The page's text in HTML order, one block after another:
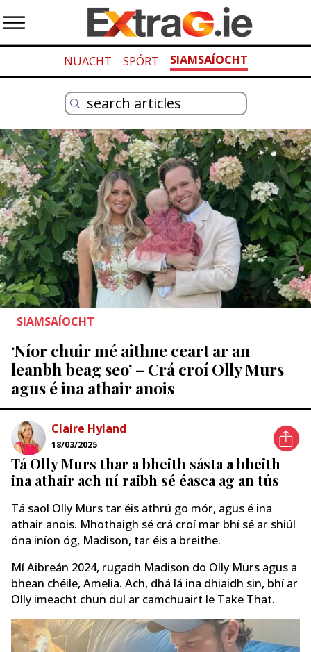
NUACHT SPÓRT SIAMSAÍOCHT
SIAMSAÍOCHT
‘Níor chuir mé aithne ceart ar an
leanbh beag seo’ – Crá croí Olly Murs
agus é ina athair anois
Claire Hyland
18/03/2025
Tá Olly Murs thar a bheith sásta a bheith
ina athair ach ní raibh sé éasca ag an tús
Tá saol Olly Murs tar éis athrú go mór, agus é ina
athair anois. Mhothaigh sé crá croí mar bhí sé ar shiúl
óna iníon óg, Madison, tar éis a breithe.
Mí Aibreán 2024, rugadh Madison do Olly Murs agus a
bhean chéile, Amelia. Ach, dhá lá ina dhiaidh sin, bhí ar
Olly imeacht chun dul ar camchuairt le Take That.